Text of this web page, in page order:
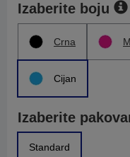
Izaberite boju
Crna
Cijan
Izaberite
Standard